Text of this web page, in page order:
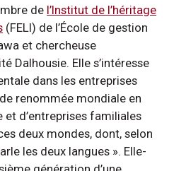
de l’Institut de l’héritage
(FELI) de l’École de gestion
et chercheuse
Dalhousie. Elle s’intéresse
dans les entreprises
renommée mondiale en
d’entreprises familiales
deux mondes, dont, selon
les deux langues ». Elle-